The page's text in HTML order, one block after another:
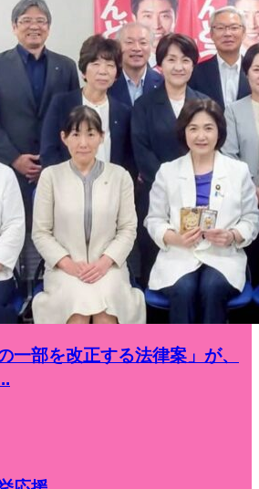
一部を改正する法律案」が、